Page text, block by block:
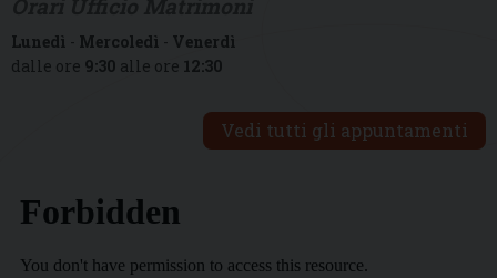
Lunedì - Mercoledì - Venerdì
dalle ore 9:30 alle ore 12:30
Vedi tutti gli appuntamenti